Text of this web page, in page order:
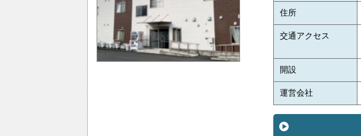
住所
交通アクセス
開設
運営会社